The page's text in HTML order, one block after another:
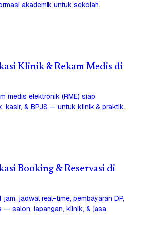
akademik untuk sekolah.
Klinik & Rekam Medis di
medis elektronik (RME) siap
kasir, & BPJS — untuk klinik & praktik.
Booking & Reservasi di
jadwal real-time, pembayaran DP,
— salon, lapangan, klinik, & jasa.